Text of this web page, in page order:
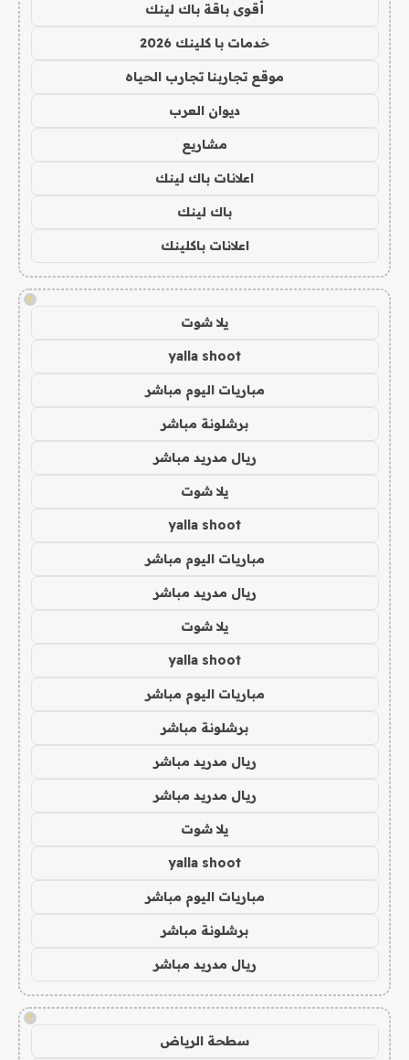
أقوى باقة باك لينك
خدمات با كلينك 2026
موقع تجاربنا تجارب الحياه
ديوان العرب
مشاريع
اعلانات باك لينك
باك لينك
اعلانات باكلينك
!
يلا شوت
yalla shoot
مباريات اليوم مباشر
برشلونة مباشر
ريال مدريد مباشر
يلا شوت
yalla shoot
مباريات اليوم مباشر
ريال مدريد مباشر
يلا شوت
yalla shoot
مباريات اليوم مباشر
برشلونة مباشر
ريال مدريد مباشر
ريال مدريد مباشر
يلا شوت
yalla shoot
مباريات اليوم مباشر
برشلونة مباشر
ريال مدريد مباشر
!
سطحة الرياض